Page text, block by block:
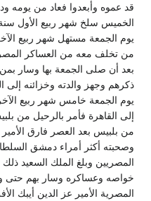
قد عموه وأبعدوا فعاد من يومه
الخميس سلخ شهر ربيع الأول
يوم الجمعة مستهل شهر ربيع
من تخلف معه من العساكر
بعد أن صلى الجمعة بها وسار
ذكرهم وجهز والدته وخزائنه
يوم الجمعة خامس شهر ربيع
إلى القاهرة فأمر بالرحيل من
من بلبيس بعد العصر فارق
وصحبته أكثر أمراء دمشق
المصريين وبلغ الملك السعيد
خواصه وعساكره وسار بهم حتى
المصرية الأمير عز الدين أيبك